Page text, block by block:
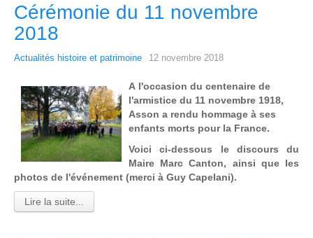
Cérémonie du 11 novembre
2018
Actualités histoire et patrimoine 12 novembre 2018
A l'occasion du centenaire de
l'armistice du 11 novembre 1918,
Asson a rendu hommage à ses
enfants morts pour la France.
Voici ci-dessous le discours du
Maire Marc Canton, ainsi que les
photos de l'événement (merci à Guy Capelani).
Lire la suite...